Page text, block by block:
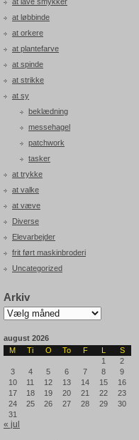
at løbbinde
at orkere
at plantefarve
at spinde
at strikke
at sy
beklædning
messehagel
patchwork
tasker
at trykke
at valke
at væve
Diverse
Elevarbejder
frit ført maskinbroderi
Uncategorized
Arkiv
Arkiv
august 2026
M
Ti O To F L
S
1
2
3
4 5 6 7 8
9
10
11 12 13 14 15
16
17
18 19 20 21 22
23
24
25 26 27 28 29
30
31
« jul